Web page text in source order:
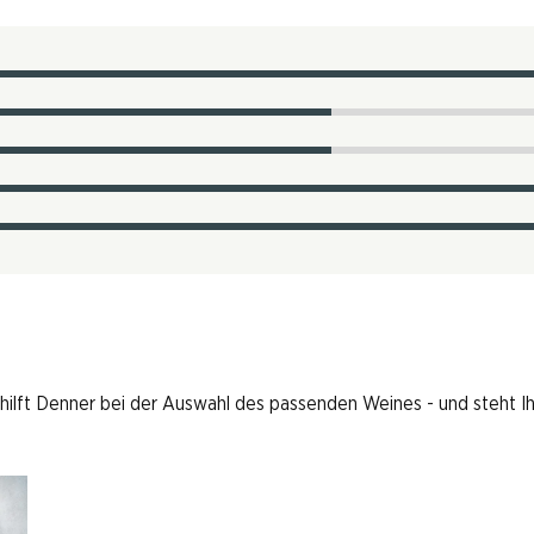
Denner bei der Auswahl des passenden Weines - und steht